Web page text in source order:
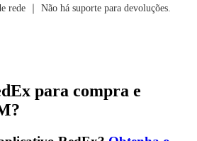
rede ｜ Não há suporte para devoluções.
para compra e